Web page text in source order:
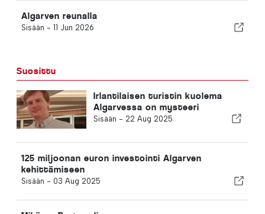
Algarven reunalla
Sisään - 11 Jun 2026
Suosittu
Irlantilaisen turistin kuolema
Algarvessa on mysteeri
Sisään - 22 Aug 2025
125 miljoonan euron investointi Algarven
kehittämiseen
Sisään - 03 Aug 2025